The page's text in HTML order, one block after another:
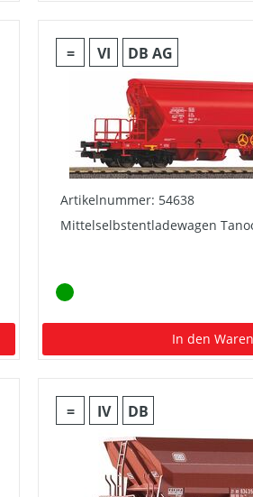
= VI DB AG
Artikelnummer: 54638
Mittelselbstentladewagen
In den
= IV DB